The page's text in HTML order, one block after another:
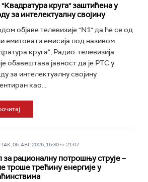
круга" заштићена у
за интелектуалну својину
објаве телевизије "N1" да ће се од
емитовати емисија под називом
круга“, Радио-телевизија
обавештава јавност да је РТС у
за интелектуалну својину
као...
06. АВГ 2026, 16:30 -> 21:07
за рационалну потрошњу струје –
троше трећину енергије у